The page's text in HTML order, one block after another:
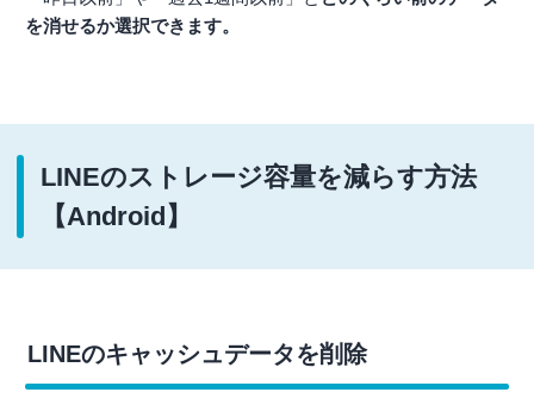
を消せるか選択できます。
LINEのストレージ容量を減らす方法
【Android】
LINEのキャッシュデータを削除